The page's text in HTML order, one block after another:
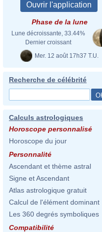
Phase de la lune
Lune décroissante, 33.44%
Dernier croissant
Mer. 12 août 17h37 T.U.
Recherche de célébrité
Calculs astrologiques
Horoscope personnalisé
Horoscope du jour
Personnalité
Ascendant et thème astral
Signe et Ascendant
Atlas astrologique gratuit
Calcul de l'élément dominant
Les 360 degrés symboliques
Compatibilité